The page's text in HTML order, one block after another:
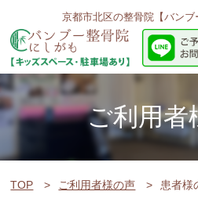
京都市北区の整骨院【バンブ
ご利用者
TOP ご利用者様の声 患者様